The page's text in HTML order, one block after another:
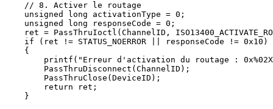
    // 8. Activer le routage
    unsigned long activationType = 0;
    unsigned long responseCode = 0;
ret = PassThruIoctl(ChannelID,
    if (ret != STATUS_NOERROR || responseCode != 0x10)
    {
printf("Erreur d'activation du routage :
        PassThruDisconnect(ChannelID);
        PassThruClose(DeviceID);
        return ret;
    }